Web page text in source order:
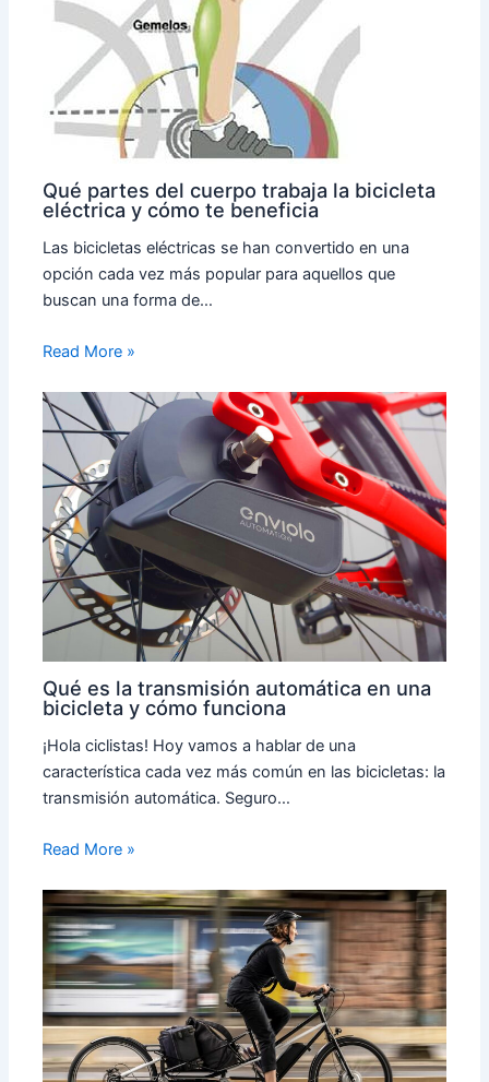
Qué partes del cuerpo trabaja la bicicleta
eléctrica y cómo te beneficia
Las bicicletas eléctricas se han convertido en una
opción cada vez más popular para aquellos que
buscan una forma de…
Read More »
Qué es la transmisión automática en una
bicicleta y cómo funciona
¡Hola ciclistas! Hoy vamos a hablar de una
característica cada vez más común en las bicicletas: la
transmisión automática. Seguro…
Read More »